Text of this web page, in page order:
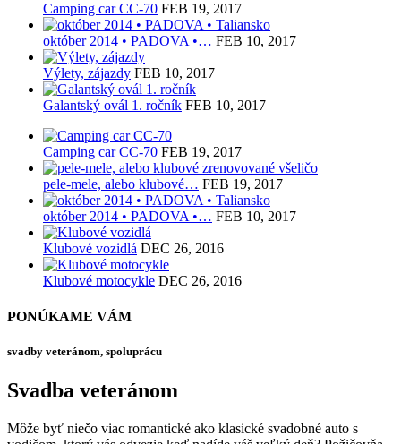
Camping car CC-70 FEB 19, 2017
október 2014 • PADOVA •… FEB 10, 2017
Výlety, zájazdy FEB 10, 2017
Galantský ovál 1. ročník FEB 10, 2017
Camping car CC-70 FEB 19, 2017
pele-mele, alebo klubové… FEB 19, 2017
október 2014 • PADOVA •… FEB 10, 2017
Klubové vozidlá DEC 26, 2016
Klubové motocykle DEC 26, 2016
PONÚKAME VÁM
svadby veteránom, spoluprácu
Svadba veteránom
Môže byť niečo viac romantické ako klasické svadobné auto s